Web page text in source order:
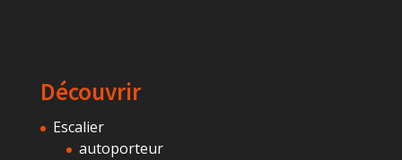
Découvrir
Escalier
autoporteur